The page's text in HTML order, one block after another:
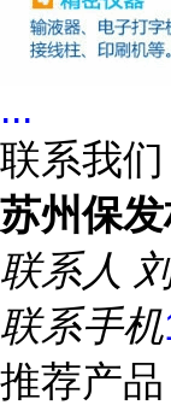
...
联系我们
苏州保
联系人
联系手机
推荐产品